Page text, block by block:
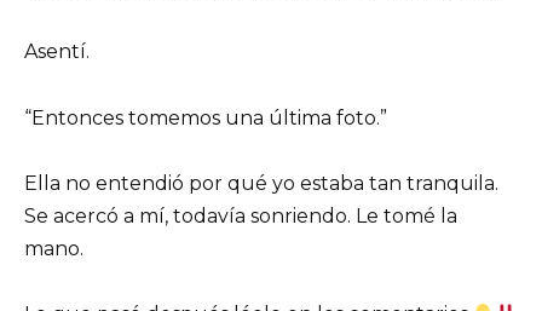
Asentí.
“Entonces tomemos una última foto.”
Ella no entendió por qué yo estaba tan tranquila.
Se acercó a mí, todavía sonriendo. Le tomé la
mano.